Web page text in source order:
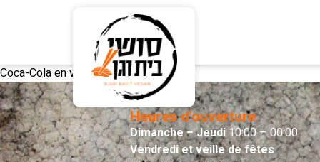
Coca-Cola en verre
Heures d'ouverture
Dimanche – Jeudi10:00 – 00:00
Vendredi et veille de fêtes